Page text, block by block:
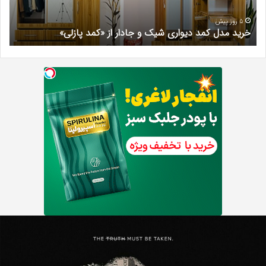
از
«کمد
پازلی»
5 روز پیش
خرید مدل کمد دیواری شیک و جادار از «کمد پازلی»